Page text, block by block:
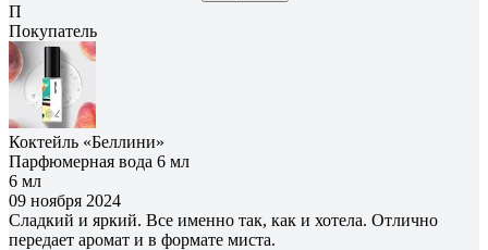
П
Покупатель
Коктейль «Беллини»
Парфюмерная вода 6 мл
6 мл
09 ноября 2024
Сладкий и яркий. Все именно так, как и хотела. Отлично
передает аромат и в формате миста.